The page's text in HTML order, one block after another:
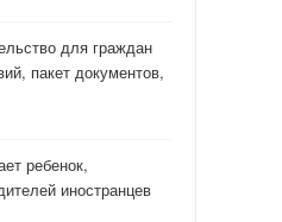
для граждан
пакет документов,
ребенок,
иностранцев